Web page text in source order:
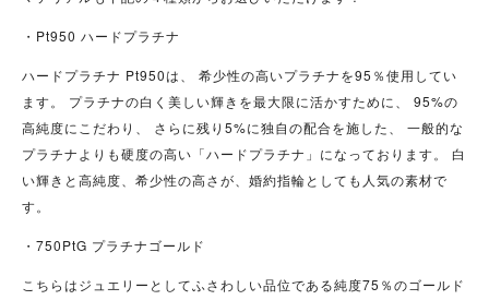
・Pt950 ハードプラチナ
ハードプラチナ Pt950は、 希少性の高いプラチナを95％使用してい
ます。 プラチナの白く美しい輝きを最大限に活かすために、 95%の
高純度にこだわり、 さらに残り5%に独自の配合を施した、 一般的な
プラチナよりも硬度の高い「ハードプラチナ」になっております。 白
い輝きと高純度、希少性の高さが、婚約指輪としても人気の素材で
す。
・750PtG プラチナゴールド
こちらはジュエリーとしてふさわしい品位である純度75％のゴールド